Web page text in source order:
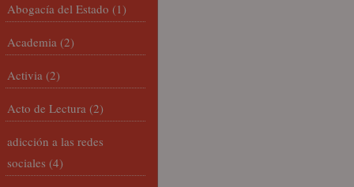
Abogacía del Estado (1)
Academia (2)
Activia (2)
Acto de Lectura (2)
adicción a las redes
sociales (4)